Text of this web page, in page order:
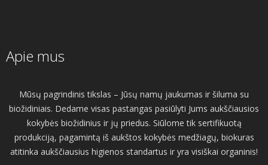
Apie mus
Mūsų pagrindinis tikslas – Jūsų namų jaukumas ir šiluma su
biožidiniais. Dedame visas pastangas pasiūlyti Jums aukščiausios
kokybės biožidinius ir jų priedus. Siūlome tik sertifikuotą
produkciją, pagamintą iš aukštos kokybės medžiagų, biokuras
atitinka aukščiausius higienos standartus ir yra visiškai organinis!